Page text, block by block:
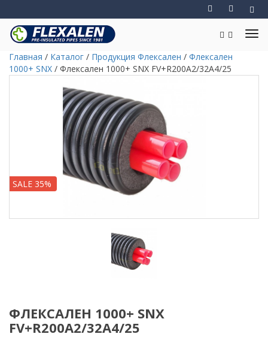
Главная / Каталог / Продукция Флексален / Флексален
1000+ SNX / Флексален 1000+ SNX FV+R200A2/32A4/25
SALE 35%
ФЛЕКСАЛЕН 1000+ SNX
FV+R200A2/32A4/25